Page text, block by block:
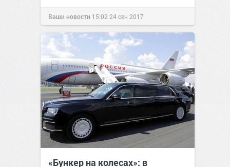
Ваши новости 15:02 24 сен 2017
«Бункер на колесах»: в